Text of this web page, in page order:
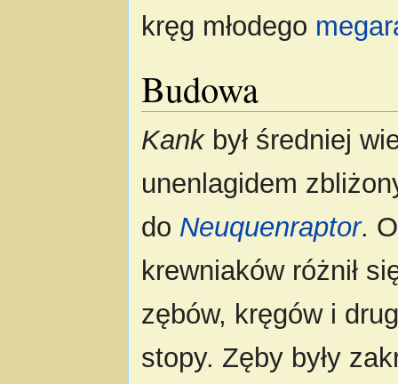
kręg młodego
Budowa
Kankbył średniej
unenlagidem
do Neuquenraptor.
krewniaków różnił
zębów, kręgów i
stopy. Zęby były